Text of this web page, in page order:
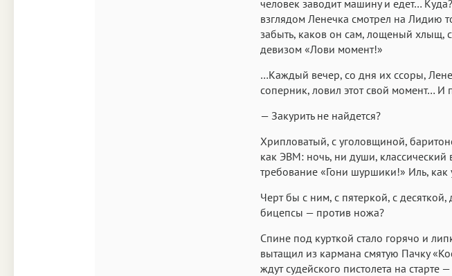
человек заводит машину и едет…
взглядом Ленечка смотрел на Лидию
забыть, каков он сам, лощеный хлыщ,
девизом «Лови момент!»
…Каждый вечер, со дня их ссоры,
соперник, ловил этот свой момент… И
— Закурить не найдется?
Хрипловатый, с уголовщиной,
как ЭВМ: ночь, ни души,
требование «Гони шуршики!» Иль, как
Черт бы с ним, с пятеркой, с
бицепсы — против ножа?
Спине под курткой стало горячо и
вытащил из кармана смятую Пачку
ждут судейского пистолета на старте —